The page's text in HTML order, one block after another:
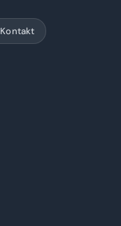
Kontakt